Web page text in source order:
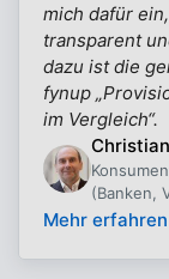
mich dafür
transparent
dazu ist die
fynup
im Vergleich“.
(Banken,
Mehr erfahren